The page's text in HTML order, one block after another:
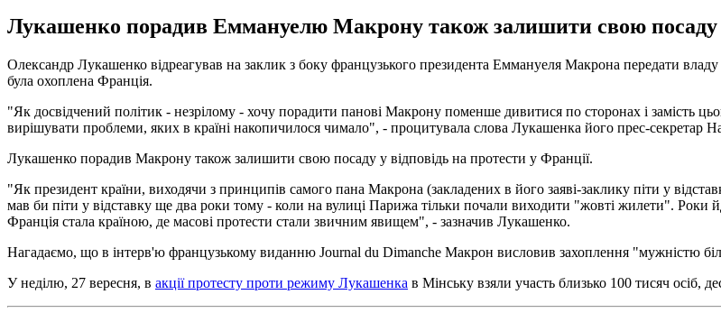
Лукашенко порадив Еммануелю Макрону також залишити свою посаду
Олександр Лукашенко відреагував на заклик з боку французького президента Еммануеля Макрона передати
була охоплена Франція.
"Як досвідчений політик - незрілому - хочу порадити панові Макрону поменше дивитися по сторонах і замість
вирішувати проблеми, яких в країні накопичилося чимало", - процитувала слова Лукашенка його прес-секретар
Лукашенко порадив Макрону також залишити свою посаду у відповідь на протести у Франції.
"Як президент країни, виходячи з принципів самого пана Макрона (закладених в його заяві-заклику піти у
мав би піти у відставку ще два роки тому - коли на вулиці Парижа тільки почали виходити "жовті жилети". Роки
Франція стала країною, де масові протести стали звичним явищем", - зазначив Лукашенко.
Нагадаємо, що в інтерв'ю французькому виданню Journal du Dimanche Макрон висловив захоплення "мужністю
У неділю, 27 вересня, в акції протесту проти режиму Лукашенка в Мінську взяли участь близько 100 тисяч осіб,